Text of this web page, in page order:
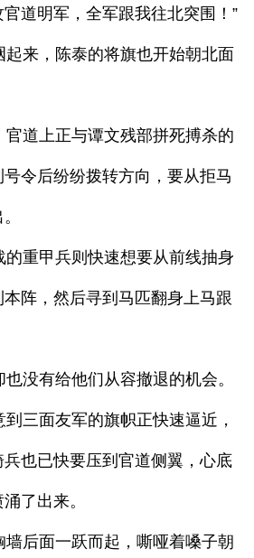
道明军，全军跟我往北突围！”
来，陈泰的将旗也开始朝北面
道上正与谭文残部拼死搏杀的
令后纷纷拨转方向，要从拒马
重甲兵则快速想要从前线抽身
阵，然后寻到马匹翻身上马跟
没有给他们从容撤退的机会。
三面友军的旗帜正快速逼近，
也已快要压到官道侧翼，心底
了出来。
后面一跃而起，嘶哑着嗓子朝